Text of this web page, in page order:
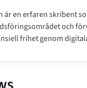
är en erfaren skribent
och
frihet genom